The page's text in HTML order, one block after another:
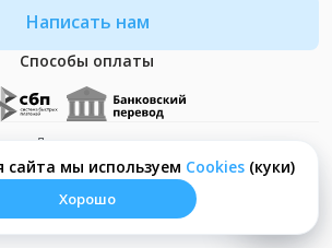
сайта мы используем Сookies(куки)
Хорошо
Написать нам
Способы оплаты
© ООО "Неософт" - 2026
Документация
Что такое Cookies?